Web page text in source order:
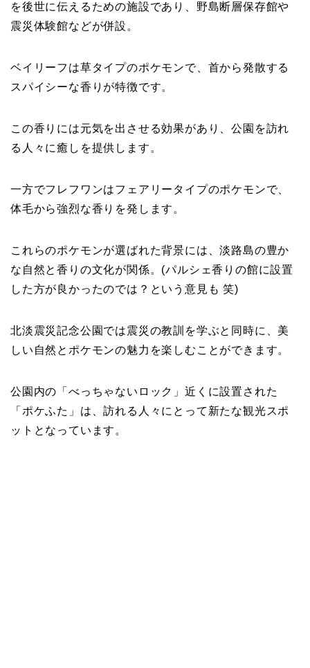
を後世に伝えるための施設であり、野島断層保存館や
震災体験館などが併設。
ベイリーフは草タイプのポケモンで、首から発散する
スパイシーな香りが特徴です。
この香りには元気を出させる効果があり、公園を訪れ
る人々に癒しを提供します。
一方でフレフワンはフェアリータイプのポケモンで、
体毛から強烈な香りを発します。
これらのポケモンが選ばれた背景には、淡路島の豊か
な自然と香りの文化が関係。(パルシェ香りの館に設置
した方が良かったのでは？という意見も 笑)
北淡震災記念公園では震災の教訓を学ぶと同時に、美
しい自然とポケモンの魅力を楽しむことができます。
公園内の「べっちゃないロック」近くに設置された
「ポケふた」は、訪れる人々にとって新たな観光スポ
ットとなっています。